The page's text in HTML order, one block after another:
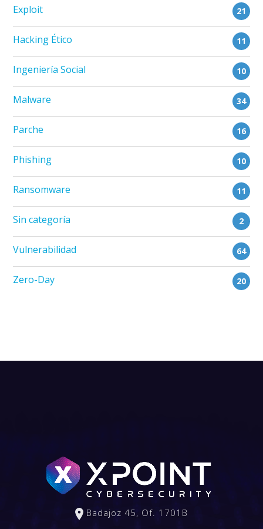
Exploit 21
Hacking Ético 11
Ingeniería Social 10
Malware 34
Parche 16
Phishing 10
Ransomware 11
Sin categoría 2
Vulnerabilidad 64
Zero-Day 20
Badajoz 45, Of. 1701B